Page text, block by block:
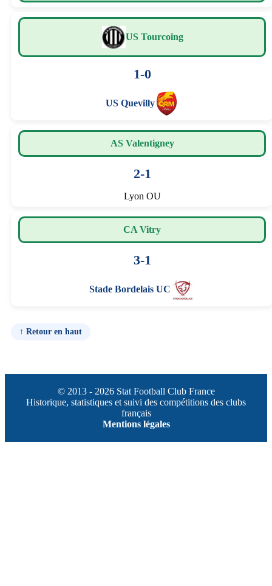
US Tourcoing
1-0
US Quevilly
AS Valentigney
2-1
Lyon OU
CA Vitry
3-1
Stade Bordelais UC
↑ Retour en haut
© 2013 - 2026 Stat Football Club France
Historique, statistiques et suivi des compétitions des clubs
français
Mentions légales